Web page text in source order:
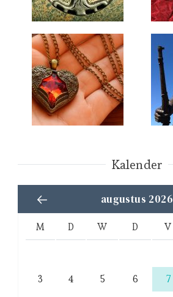
Kalender
augustus 2026
M D W D V
3
4 5 6 7